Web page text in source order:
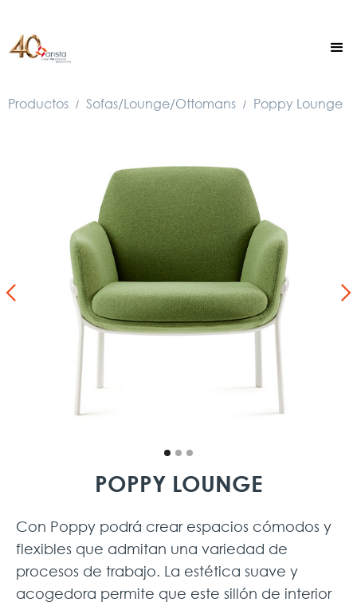
Productos / Sofas/Lounge/Ottomans / Poppy Lounge
POPPY LOUNGE
Con Poppy podrá crear espacios cómodos y
flexibles que admitan una variedad de
procesos de trabajo. La estética suave y
acogedora permite que este sillón de interior